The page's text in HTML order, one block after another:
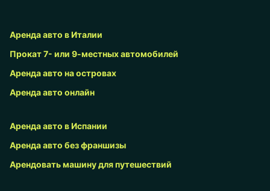
Аренда авто в Италии
Прокат 7- или 9-местных автомобилей
Аренда авто на островах
Аренда авто онлайн
Аренда авто в Испании
Аренда авто без франшизы
Арендовать машину для путешествий